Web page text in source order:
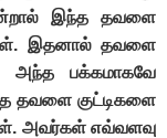
இந்த தவளை
இதனால் தவளை
அந்த பக்கமாகவே
தவளை குட்டிகளை
அவர்கள் எவ்வளவு